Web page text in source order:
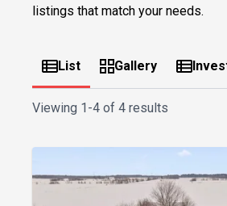
listings that match your needs.
List Gallery
Viewing 1-4 of 4 results